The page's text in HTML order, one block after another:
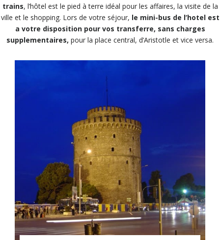
trains, l’hôtel est le pied à terre idéal pour les affaires, la visite de la
ville et le shopping. Lors de votre séjour, le mini-bus de l’hotel est
a votre disposition pour vos transferre, sans charges
supplementaires, pour la place central, d’Aristotle et vice versa.